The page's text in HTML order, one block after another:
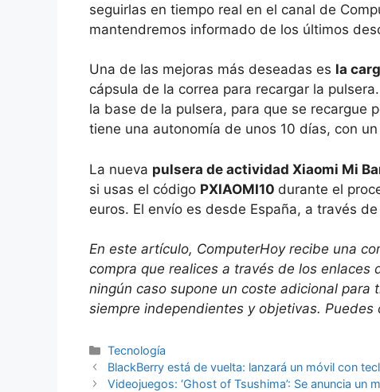
seguirlas en tiempo real en el canal de
mantendremos informado de los últimos
Una de las mejoras más deseadas es la
cápsula de la correa para recargar la
la base de la pulsera, para que se recargue
tiene una autonomía de unos 10 días, con
La nueva pulsera de actividad Xiaomi Mi
si usas el código PXIAOMI10 durante el
euros. El envío es desde España, a través
En este artículo, ComputerHoy recibe una
compra que realices a través de los
ningún caso supone un coste adicional
siempre independientes y objetivas.
Categorías
Tecnología
BlackBerry está de vuelta: lanzará un móvil con
Videojuegos: ‘Ghost of Tsushima’: Se anuncia